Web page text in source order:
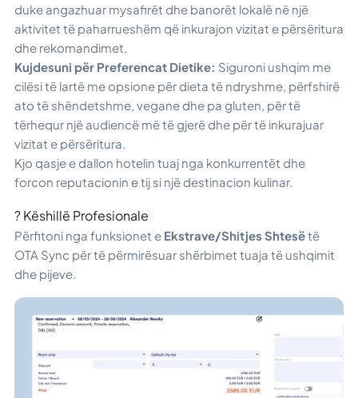
duke angazhuar mysafirët dhe banorët lokalë në një
aktivitet të paharrueshëm që inkurajon vizitat e përsëritura
dhe rekomandimet.
Kujdesuni për Preferencat Dietike: Siguroni ushqim me
cilësi të lartë me opsione për dieta të ndryshme, përfshirë
ato të shëndetshme, vegane dhe pa gluten, për të
tërhequr një audiencë më të gjerë dhe për të inkurajuar
vizitat e përsëritura.
Kjo qasje e dallon hotelin tuaj nga konkurrentët dhe
forcon reputacionin e tij si një destinacion kulinar.
? Këshillë Profesionale
Përfitoni nga funksionet e Ekstrave/Shitjes Shtesëtë
OTA Sync për të përmirësuar shërbimet tuaja të ushqimit
dhe pijeve.